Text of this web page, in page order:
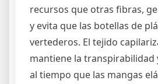
recursos que otras fibras,
y evita que las botellas de
vertederos. El tejido
mantiene la transpirabilidad
al tiempo que las mangas